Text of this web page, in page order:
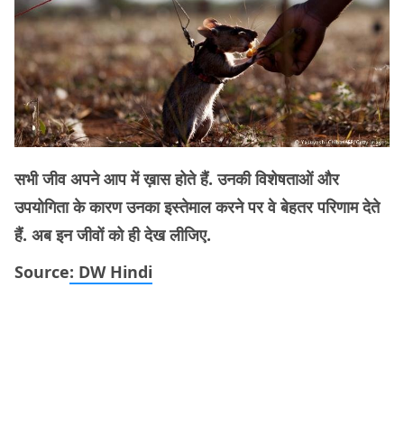
सभी जीव अपने आप में ख़ास होते हैं. उनकी विशेषताओं और
उपयोगिता के कारण उनका इस्तेमाल करने पर वे बेहतर परिणाम देते
हैं. अब इन जीवों को ही देख लीजिए.
Source: DW Hindi